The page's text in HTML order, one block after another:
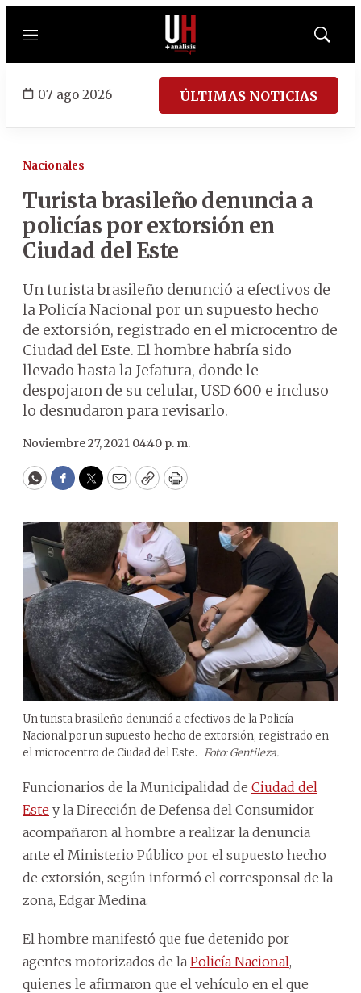
Menú
Mostrar
07 ago 2026 ÚLTIMAS NOTICIAS
Nacionales
Turista brasileño denuncia a
policías por extorsión en
Ciudad del Este
Un turista brasileño denunció a efectivos de
la Policía Nacional por un supuesto hecho
de extorsión, registrado en el microcentro de
Ciudad del Este. El hombre habría sido
llevado hasta la Jefatura, donde le
despojaron de su celular, USD 600 e incluso
lo desnudaron para revisarlo.
Noviembre 27, 2021 04:40 p. m.
WhatsApp
Facebook
Twitter
EmailCopyPrint
Un turista brasileño denunció a efectivos de la Policía
Nacional por un supuesto hecho de extorsión, registrado en
el microcentro de Ciudad del Este. Foto: Gentileza.
Funcionarios de la Municipalidad de Ciudad del
Este y la Dirección de Defensa del Consumidor
acompañaron al hombre a realizar la denuncia
ante el Ministerio Público por el supuesto hecho
de extorsión, según informó el corresponsal de la
zona, Edgar Medina.
El hombre manifestó que fue detenido por
agentes motorizados de la Policía Nacional,
quienes le afirmaron que el vehículo en el que